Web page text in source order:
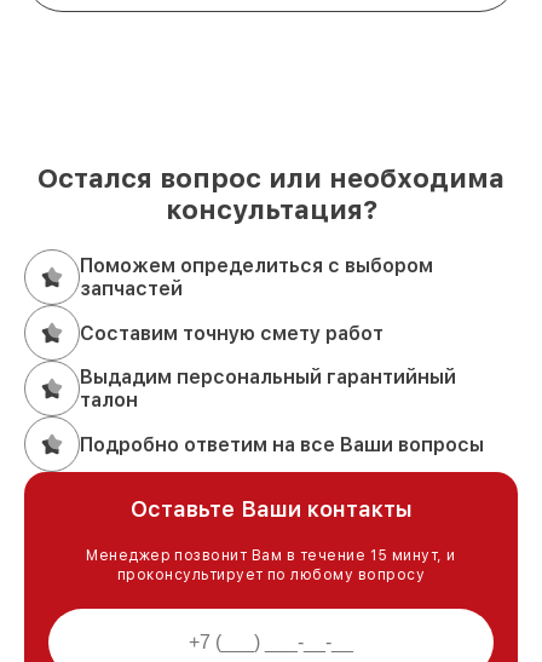
Остался вопрос или необходима
консультация?
Поможем определиться с выбором
запчастей
Составим точную смету работ
Выдадим персональный гарантийный
талон
Подробно ответим на все Ваши вопросы
Оставьте Ваши контакты
Менеджер позвонит Вам в течение 15 минут, и
проконсультирует по любому вопросу